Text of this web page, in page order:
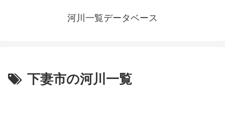
河川一覧データベース
下妻市の河川一覧